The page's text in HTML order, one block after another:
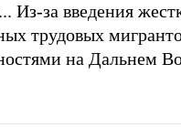
Из-за введения
трудовых
на Дальнем